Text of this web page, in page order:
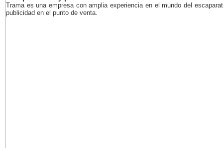
Trama es una empresa con amplia experiencia en el mundo del
publicidad en el punto de venta.